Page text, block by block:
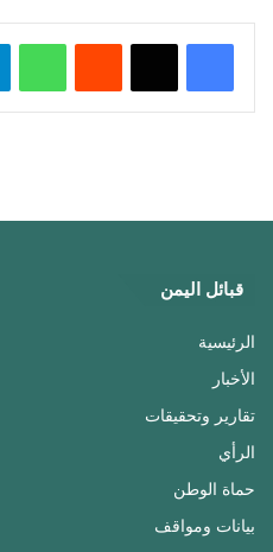
واتساب
قبائل اليمن
الرئيسية
الأخبار
تقارير وتحقيقات
الرأي
حماة الوطن
بيانات ومواقف